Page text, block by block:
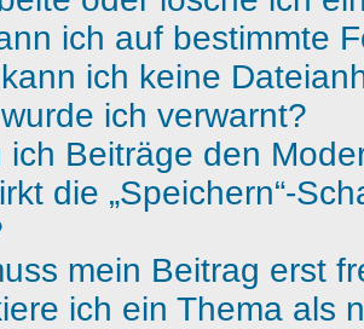
ich auf bestimmte
ich keine
ich verwarnt?
ich Beiträge den
die „Speichern“-
mein Beitrag erst
ich ein Thema als